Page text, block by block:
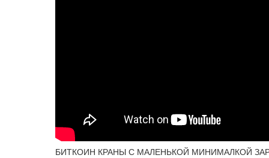
БИТКОИН КРАНЫ С МАЛЕНЬКОЙ МИНИМАЛКОЙ